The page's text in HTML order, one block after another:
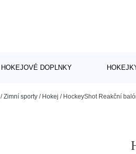
HOKEJOVÉ DOPLNKY
/Zimní sporty / Hokej / HockeyShot Reakční